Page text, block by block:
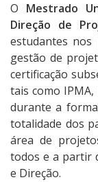
O Mestrado
Direção de
estudantes nos
gestão de
certificação
tais como IPMA,
durante a
totalidade dos
área de
todos e a partir
e Direção.